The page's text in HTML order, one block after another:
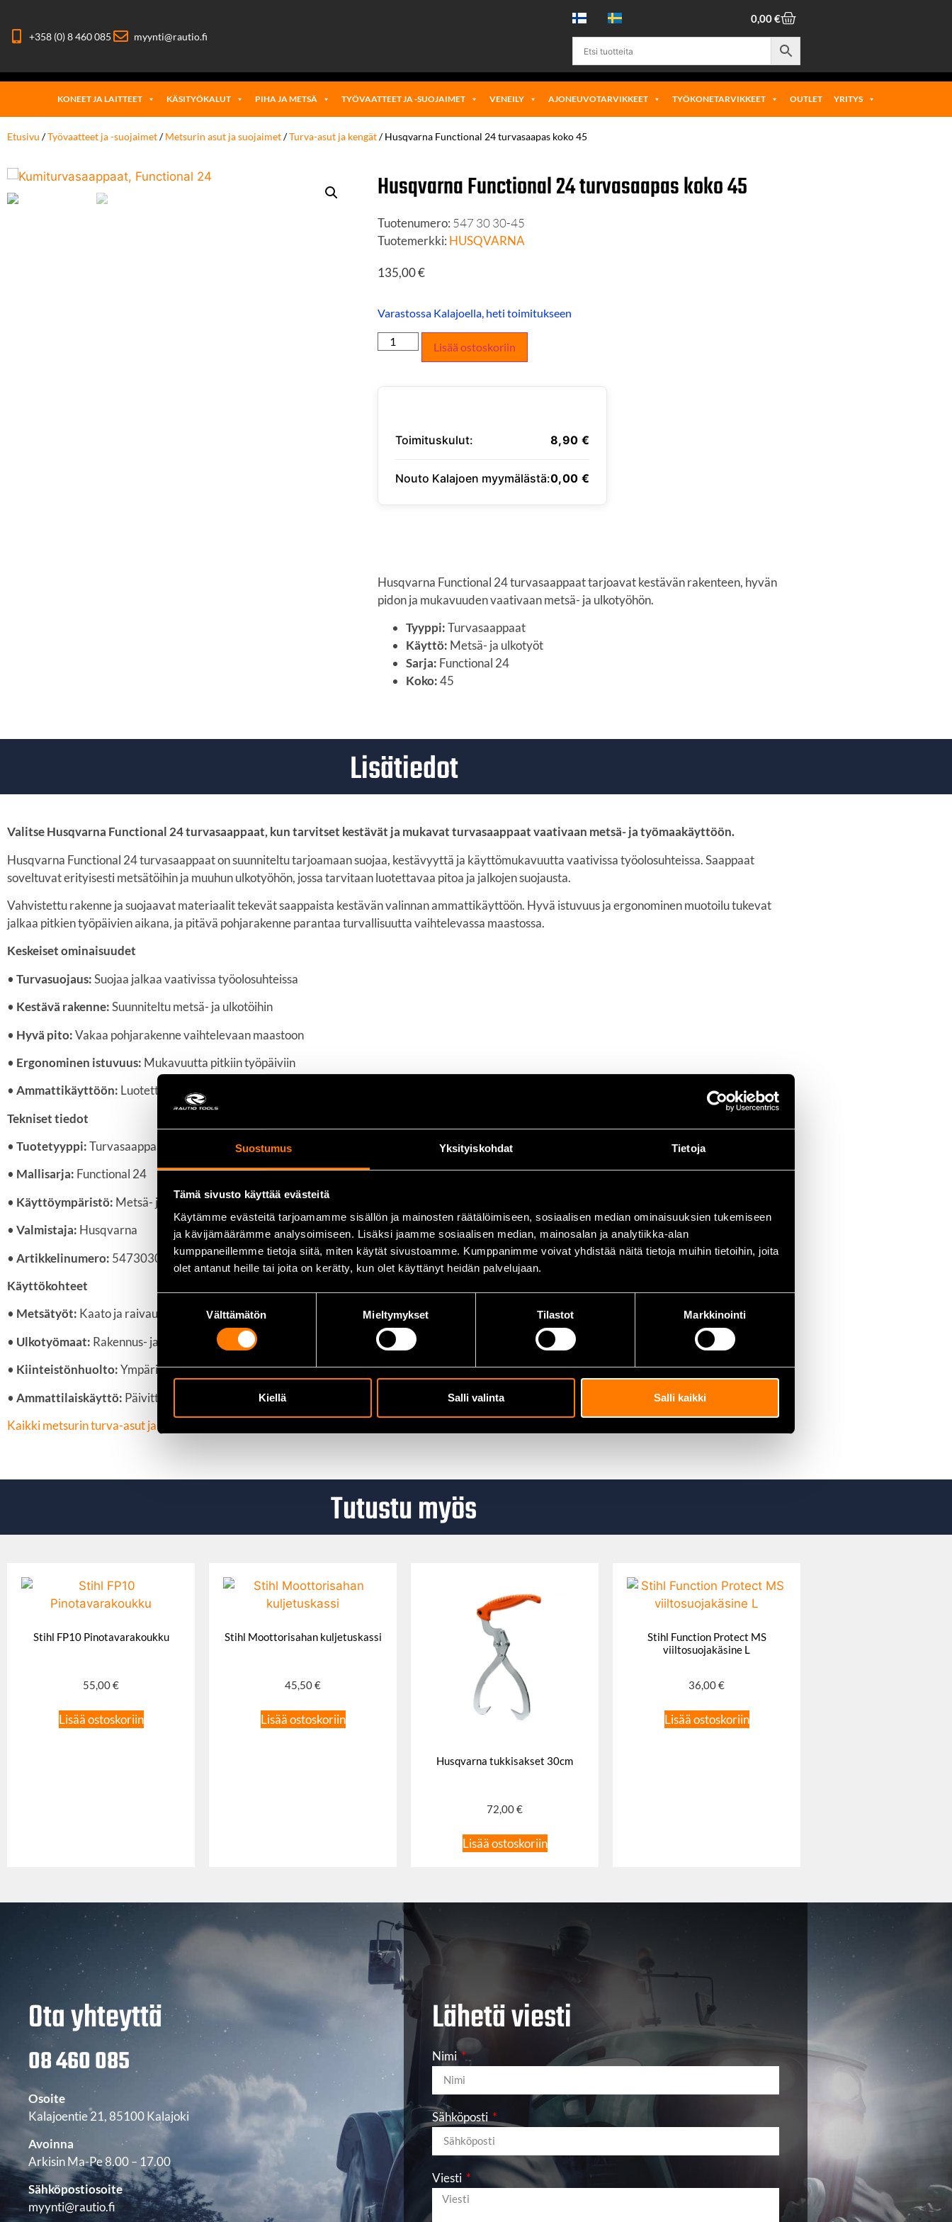
Suostumus Yksityiskohdat Tietoja
Tämä sivusto käyttää evästeitä
Käytämme evästeitä tarjoamamme sisällön ja mainosten räätälöimiseen, sosiaalisen median ominaisuuksien tukemiseen
ja kävijämäärämme analysoimiseen. Lisäksi jaamme sosiaalisen median, mainosalan ja analytiikka-alan
kumppaneillemme tietoja siitä, miten käytät sivustoamme. Kumppanimme voivat yhdistää näitä tietoja muihin tietoihin, joita
olet antanut heille tai joita on kerätty, kun olet käyttänyt heidän palvelujaan.
valinta
Välttämätön Mieltymykset Tilastot Markkinointi
Kiellä Salli valinta Salli kaikki
+358 (0) 8 460 085 myynti@rautio.fi
0,00€
KONEET JA LAITTEET KÄSITYÖKALUT PIHA JA METSÄ TYÖVAATTEET JA -SUOJAIMET VENEILY AJONEUVOTARVIKKEET TYÖKONETARVIKKEET OUTLET YRITYS
Etusivu /Työvaatteet ja -suojaimet/Metsurin asut ja suojaimet/Turva-asut ja kengät/ Husqvarna Functional 24 turvasaapas koko 45
Husqvarna Functional 24 turvasaapas koko 45
Tuotenumero: 547 30 30-45
Tuotemerkki: HUSQVARNA
135,00€
Varastossa Kalajoella, heti toimitukseen
Lisää ostoskoriin
Toimituskulut: 8,90 €
Nouto Kalajoen myymälästä:0,00 €
Husqvarna Functional 24 turvasaappaat tarjoavat kestävän rakenteen, hyvän
pidon ja mukavuuden vaativaan metsä- ja ulkotyöhön.
Tyyppi:Turvasaappaat
Käyttö: Metsä- ja ulkotyöt
Sarja: Functional 24
Koko:45
Lisätiedot
Valitse Husqvarna Functional 24 turvasaappaat, kun tarvitset kestävät ja mukavat turvasaappaat vaativaan metsä- ja työmaakäyttöön.
Husqvarna Functional 24 turvasaappaat on suunniteltu tarjoamaan suojaa, kestävyyttä ja käyttömukavuutta vaativissa työolosuhteissa. Saappaat
soveltuvat erityisesti metsätöihin ja muuhun ulkotyöhön, jossa tarvitaan luotettavaa pitoa ja jalkojen suojausta.
Vahvistettu rakenne ja suojaavat materiaalit tekevät saappaista kestävän valinnan ammattikäyttöön. Hyvä istuvuus ja ergonominen muotoilu tukevat
jalkaa pitkien työpäivien aikana, ja pitävä pohjarakenne parantaa turvallisuutta vaihtelevassa maastossa.
Keskeiset ominaisuudet
• Turvasuojaus:Suojaa jalkaa vaativissa työolosuhteissa
• Kestävä rakenne:Suunniteltu metsä- ja ulkotöihin
• Hyvä pito:Vakaa pohjarakenne vaihtelevaan maastoon
• Ergonominen istuvuus: Mukavuutta pitkiin työpäiviin
• Ammattikäyttöön: Luotettava valinta päivittäiseen käyttöön
Tekniset tiedot
• Tuotetyyppi:Turvasaappaat
• Mallisarja: Functional 24
• Käyttöympäristö: Metsä- ja ulkotyöt
• Valmistaja: Husqvarna
• Artikkelinumero: 547303044
Käyttökohteet
• Metsätyöt: Kaato ja raivaus
• Ulkotyömaat: Rakennus- ja kunnossapitotyöt
• Kiinteistönhuolto:Ympärivuotinen ulkokäyttö
• Ammattilaiskäyttö: Päivittäinen työympäristö
Kaikki metsurin turva-asut ja kengät löydät täältä
Tutustu myös
Stihl FP10 Pinotavarakoukku
55,00€
Lisää ostoskoriin
Stihl Moottorisahan kuljetuskassi
45,50€
Lisää ostoskoriin
Husqvarna tukkisakset 30cm
72,00€
Lisää ostoskoriin
Stihl Function Protect MS
viiltosuojakäsine L
36,00€
Lisää ostoskoriin
Ota yhteyttä
08 460 085
Osoite
Kalajoentie 21, 85100 Kalajoki
Avoinna
Arkisin Ma-Pe 8.00 – 17.00
Sähköpostiosoite
myynti@rautio.fi
Lähetä viesti
Nimi
Sähköposti
Viesti